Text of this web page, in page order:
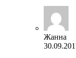
Жанна